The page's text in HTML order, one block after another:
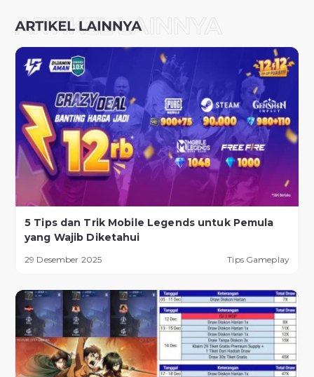
5 Tips dan Trik Mobile Legends untuk Pemula
yang Wajib Diketahui
29 Desember 2025 Tips Gameplay